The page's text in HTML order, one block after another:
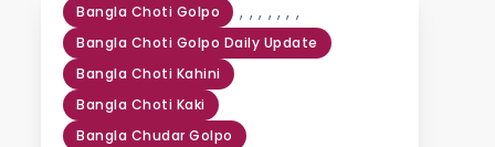
Bangla Choti Golpo ,
Bangla Choti Golpo Daily Update
,
Bangla Choti Kahini
,
Bangla Choti Kaki
,
Bangla Chudar Golpo
,, ,